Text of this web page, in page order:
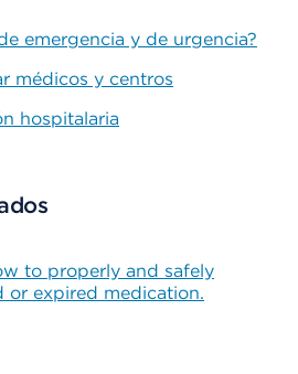
emergencia y de urgencia?
médicos y centros
hospitalaria
to properly and safely
or expired medication.